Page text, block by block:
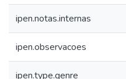
ipen.notas.internas
ipen.observacoes
ipen.type.genre